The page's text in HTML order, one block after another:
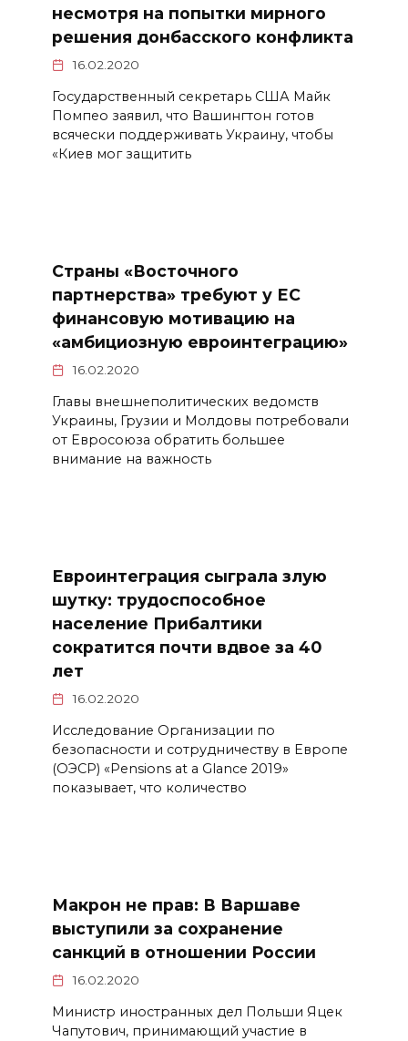
несмотря на попытки мирного
решения донбасского конфликта
16.02.2020
Государственный секретарь США Майк
Помпео заявил, что Вашингтон готов
всячески поддерживать Украину, чтобы
«Киев мог защитить
Страны «Восточного
партнерства» требуют у ЕС
финансовую мотивацию на
«амбициозную евроинтеграцию»
16.02.2020
Главы внешнеполитических ведомств
Украины, Грузии и Молдовы потребовали
от Евросоюза обратить большее
внимание на важность
Евроинтеграция сыграла злую
шутку: трудоспособное
население Прибалтики
сократится почти вдвое за 40
лет
16.02.2020
Исследование Организации по
безопасности и сотрудничеству в Европе
(ОЭСР) «Pen­sions at a Glance 2019»
показывает, что количество
Макрон не прав: В Варшаве
выступили за сохранение
санкций в отношении России
16.02.2020
Министр иностранных дел Польши Яцек
Чапутович, принимающий участие в